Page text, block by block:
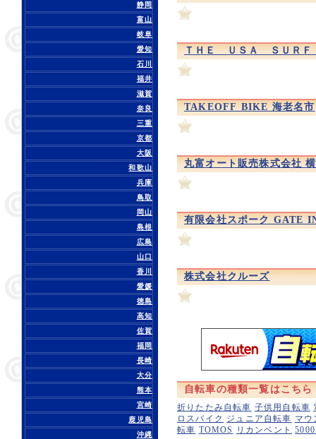
ＴＨＥ ＵＳＡ ＳＵＲＦ
TAKEOFF BIKE 海老名市
丸富オート販売株式会社
有限会社スポーク GATE
株式会社クルーズ
自転車の種類一覧はこちら
折りたたみ自転車 子供用自転車
ロスバイク ジュニア自転車 マウ
転車 TOMOS リカンベント
静岡
富山
岐阜
愛知
石川
福井
滋賀
奈良
三重
京都
大阪
和歌山
兵庫
鳥取
岡山
島根
広島
山口
香川
愛媛
徳島
高知
佐賀
福岡
長崎
大分
熊本
宮崎
鹿児島
沖縄